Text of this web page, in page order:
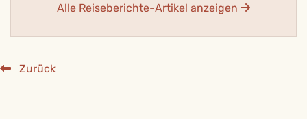
Alle Reiseberichte-Artikel anzeigen
Zurück